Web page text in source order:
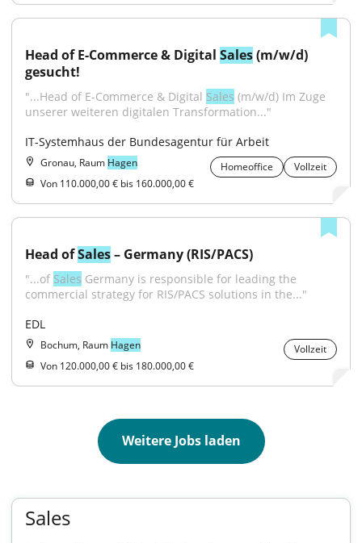
Head of E-Commerce & Digital Sales (m/w/d)
gesucht!
"...Head of E-Commerce & Digital Sales (m/w/d) Im Zuge
unserer weiteren digitalen Transformation..."
IT-Systemhaus der Bundesagentur für Arbeit
Gronau, Raum Hagen Homeoffice
Vollzeit
Von 110.000,00 € bis 160.000,00 €
Head of Sales – Germany (RIS/PACS)
"...of Sales Germany is responsible for leading the
commercial strategy for RIS/PACS solutions in the..."
EDL
Bochum, Raum Hagen
Vollzeit
Von 120.000,00 € bis 180.000,00 €
Weitere Jobs laden
Sales